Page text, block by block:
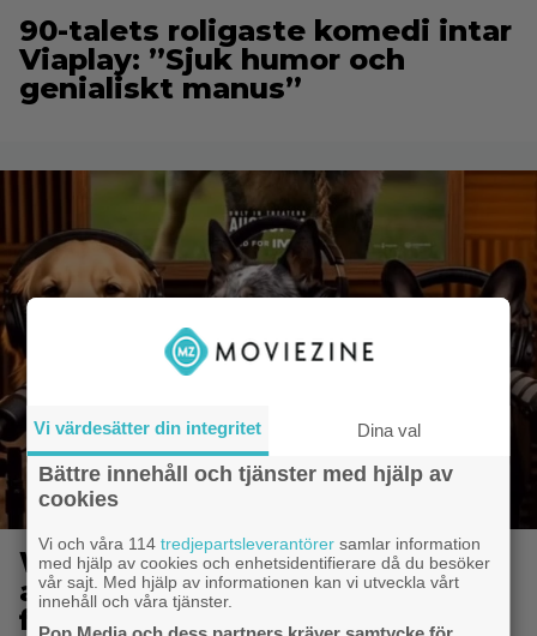
90-talets roligaste komedi intar
Viaplay: ”Sjuk humor och
genialiskt manus”
Warner Bros får kritik: AI-
animerad hund gör reklam för
filmen ”The End of Oak Street”
Vi värdesätter din integritet Dina val
Bättre innehåll och tjänster med hjälp av
cookies
Vi och våra 114tredjepartsleverantörer samlar information
med hjälp av cookies och enhetsidentifierare då du besöker
vår sajt. Med hjälp av informationen kan vi utveckla vårt
innehåll och våra tjänster.